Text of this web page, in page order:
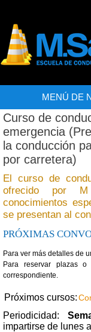
MENÚ DE
Curso de
emergencia
la conducción
por carretera)
El curso de
ofrecido por M
conocimientos
se presentan al
PRÓXIMAS
Para ver más detalles de
Para reservar plazas
correspondiente.
Próximos cursos:
Periodicidad:
impartirse de lunes